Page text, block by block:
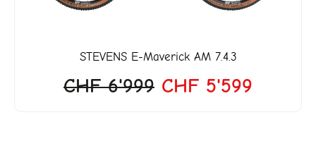
STEVENSE-Maverick AM 7.4.3
CHF6'999 CHF 5'599